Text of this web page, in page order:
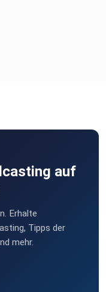
auf
Erhalte
Tipps der
mehr.